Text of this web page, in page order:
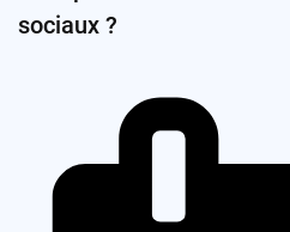
sociaux ?